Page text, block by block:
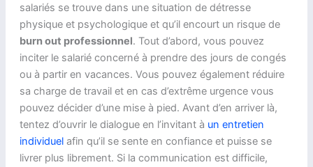
salariés se trouve dans une situation de détresse
physique et psychologique et qu’il encourt un risque de
burn out professionnel. Tout d’abord, vous pouvez
inciter le salarié concerné à prendre des jours de congés
ou à partir en vacances. Vous pouvez également réduire
sa charge de travail et en cas d’extrême urgence vous
pouvez décider d’une mise à pied. Avant d’en arriver là,
tentez d’ouvrir le dialogue en l’invitant à un entretien
individuelafin qu’il se sente en confiance et puisse se
livrer plus librement. Si la communication est difficile,